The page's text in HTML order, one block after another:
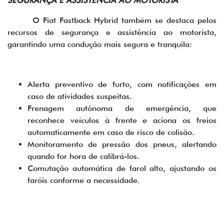
O Fiat Fastback Hybrid também se destaca pelos
recursos de segurança e assistência ao motorista,
garantindo uma condução mais segura e tranquila:
Alerta preventivo de furto, com notificações em
caso de atividades suspeitas.
Frenagem autônoma de emergência, que
reconhece veículos à frente e aciona os freios
automaticamente em caso de risco de colisão.
Monitoramento de pressão dos pneus, alertando
quando for hora de calibrá-los.
Comutação automática de farol alto, ajustando os
faróis conforme a necessidade.